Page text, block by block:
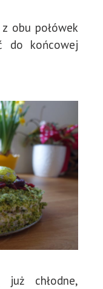
obu połówek
do końcowej
już chłodne,